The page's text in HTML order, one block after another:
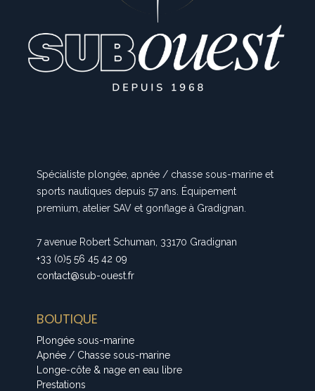
Spécialiste plongée, apnée / chasse sous-marine et
sports nautiques depuis 57 ans. Équipement
premium, atelier SAV et gonflage à Gradignan.
7 avenue Robert Schuman, 33170 Gradignan
+33 (0)5 56 45 42 09
contact@sub-ouest.fr
BOUTIQUE
Plongée sous-marine
Apnée / Chasse sous-marine
Longe-côte & nage en eau libre
Prestations